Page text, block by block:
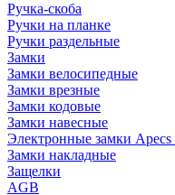
Ручка-скоба
Ручки на планке
Ручки раздельные
Замки
Замки велосипедные
Замки врезные
Замки кодовые
Замки навесные
Электронные замки
Замки накладные
Защелки
AGB